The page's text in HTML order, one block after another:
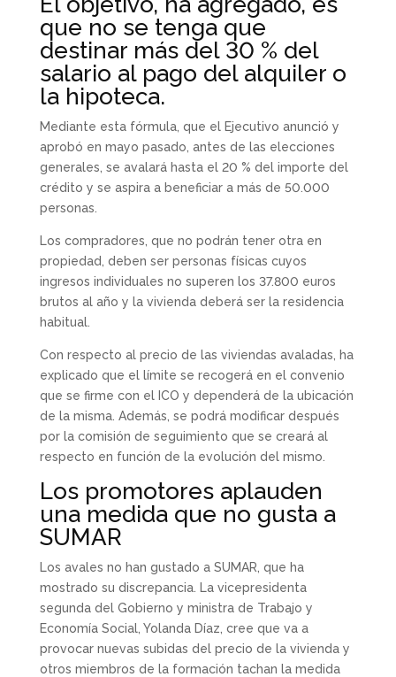
que no se tenga que
destinar más del 30 % del
salario al pago del alquiler o
la hipoteca.
Mediante esta fórmula, que el Ejecutivo anunció y
aprobó en mayo pasado, antes de las elecciones
generales, se avalará hasta el 20 % del importe del
crédito y se aspira a beneficiar a más de 50.000
personas.
Los compradores, que no podrán tener otra en
propiedad, deben ser personas físicas cuyos
ingresos individuales no superen los 37.800 euros
brutos al año y la vivienda deberá ser la residencia
habitual.
Con respecto al precio de las viviendas avaladas, ha
explicado que el límite se recogerá en el convenio
que se firme con el ICO y dependerá de la ubicación
de la misma. Además, se podrá modificar después
por la comisión de seguimiento que se creará al
respecto en función de la evolución del mismo.
Los promotores aplauden
una medida que no gusta a
SUMAR
Los avales no han gustado a SUMAR, que ha
mostrado su discrepancia. La vicepresidenta
segunda del Gobierno y ministra de Trabajo y
Economía Social, Yolanda Díaz, cree que va a
provocar nuevas subidas del precio de la vivienda y
otros miembros de la formación tachan la medida